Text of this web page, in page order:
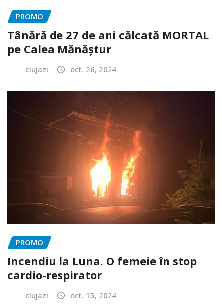
PROMO
Tânără de 27 de ani călcată MORTAL
pe Calea Mănăștur
clujazi oct. 26, 2024
PROMO
Incendiu la Luna. O femeie în stop
cardio-respirator
clujazi oct. 15, 2024